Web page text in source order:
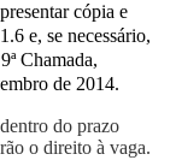
cópia e
e, se necessário,
Chamada,
de 2014.
do prazo
o direito à vaga.